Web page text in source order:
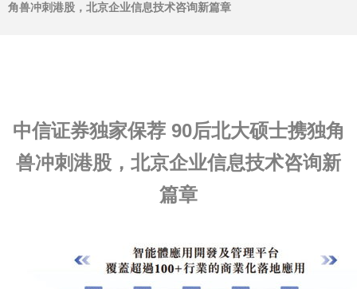
角兽冲刺港股，北京企业信息技术咨询新篇章
中信证券独家保荐 90后北大硕士携独角
兽冲刺港股，北京企业信息技术咨询新
篇章